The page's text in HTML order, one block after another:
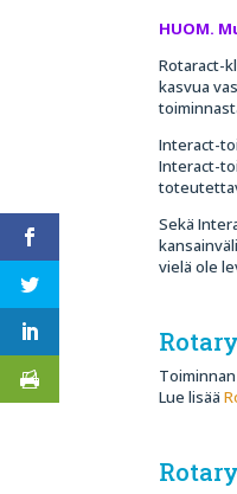
HUOM.
Rotaract-
kasvua
Interact-
Interact-
Sekä
vielä ole
Lue lisää